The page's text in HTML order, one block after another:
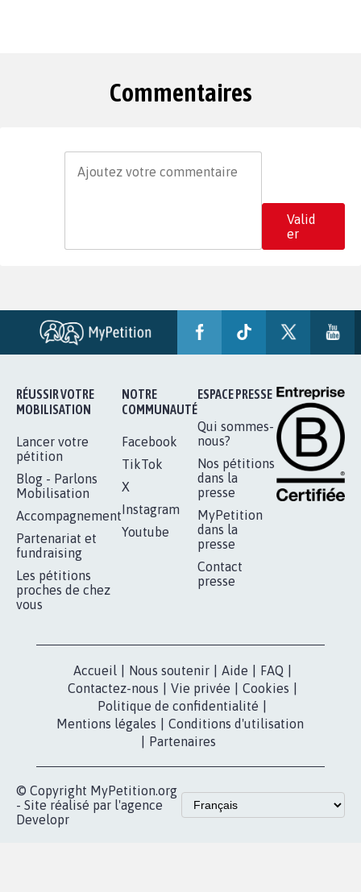
Commentaires
Valid
er
RÉUSSIR VOTRE
MOBILISATION
Lancer votre
pétition
Blog - Parlons
Mobilisation
Accompagnement
Partenariat et
fundraising
Les pétitions
proches de chez
vous
NOTRE
COMMUNAUTÉ
Facebook
TikTok
X
Instagram
Youtube
ESPACE PRESSE
Qui sommes-
nous?
Nos pétitions
dans la
presse
MyPetition
dans la
presse
Contact
presse
Accueil Nous soutenir Aide FAQ
Contactez-nous
Vie privée Cookies
Politique de confidentialité
Mentions légales
Conditions d'utilisation
Partenaires
© Copyright MyPetition.org
- Site réalisé par l'agence
Developr